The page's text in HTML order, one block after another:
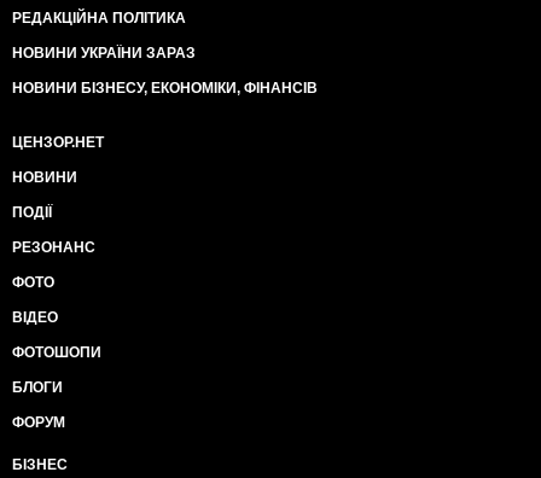
РЕДАКЦІЙНА ПОЛІТИКА
НОВИНИ УКРАЇНИ ЗАРАЗ
НОВИНИ БІЗНЕСУ, ЕКОНОМІКИ, ФІНАНСІВ
ЦЕНЗОР.НЕТ
НОВИНИ
ПОДІЇ
РЕЗОНАНС
ФОТО
ВІДЕО
ФОТОШОПИ
БЛОГИ
ФОРУМ
БІЗНЕС